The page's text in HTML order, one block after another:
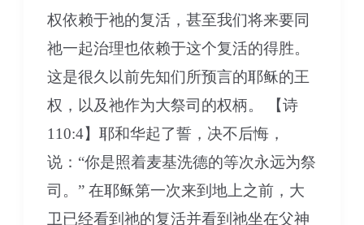
权依赖于祂的复活，甚至我们将来要同
祂一起治理也依赖于这个复活的得胜。
这是很久以前先知们所预言的耶稣的王
权，以及祂作为大祭司的权柄。 【诗
110:4】耶和华起了誓，决不后悔，
说：“你是照着麦基洗德的等次永远为祭
司。” 在耶稣第一次来到地上之前，大
卫已经看到祂的复活并看到祂坐在父神